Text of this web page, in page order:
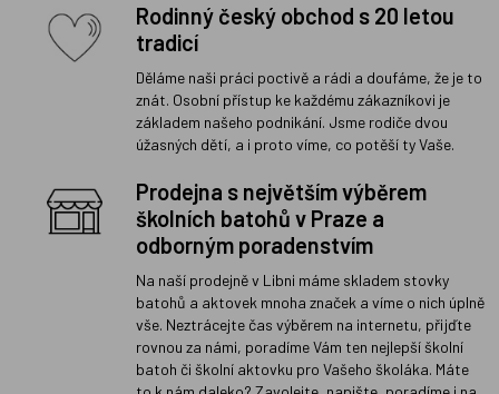
Rodinný český obchod s 20 letou
tradicí
Děláme naši práci poctivě a rádi a doufáme, že je to
znát. Osobní přístup ke každému zákazníkovi je
základem našeho podnikání. Jsme rodiče dvou
úžasných dětí, a i proto víme, co potěší ty Vaše.
Prodejna s největším výběrem
školních batohů v Praze a
odborným poradenstvím
Na naší prodejně v Libni máme skladem stovky
batohů a aktovek mnoha značek a víme o nich úplně
vše. Neztrácejte čas výběrem na internetu, přijďte
rovnou za námi, poradíme Vám ten nejlepší školní
batoh či školní aktovku pro Vašeho školáka. Máte